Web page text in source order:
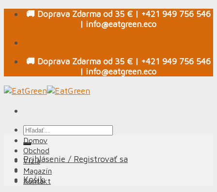
Skip
🚚 Doprava Zdarma od 35 € | +421 949 756 546
| info@eatgreen.eco
🚚 Doprava Zdarma od 35 € | +421 949 756 546
| info@eatgreen.eco
Hľadať:
Prihlásenie / Registrovať sa
Košík
Domov
Obchod
Vízia
Magazín
Kontakt